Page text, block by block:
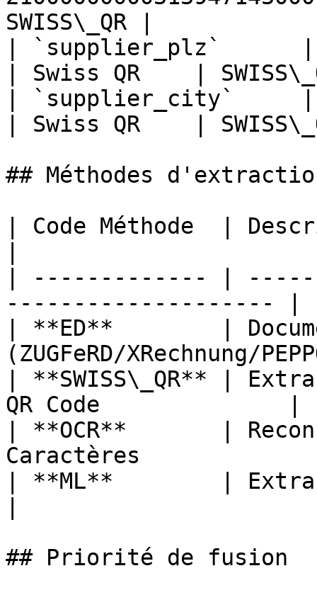
SWISS\_QR |
| `supplier_plz`      |
| Swiss QR    |
| `supplier_city`     |
| Swiss QR    |
## Méthodes
| Code Méthode  |
| ------------- |
-------------------- |
| **ED**        |
(ZUGFeRD/XRechnung/
| **SWISS\_QR** |
QR Code              |
| **OCR**       |
Caractères
| **ML**        |
## Priorité de fusion